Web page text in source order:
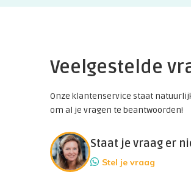
Veelgestelde
Onze klantenservice staat
om al je vragen te beantwoorden!
Staat je vraag er
Stel je vraag